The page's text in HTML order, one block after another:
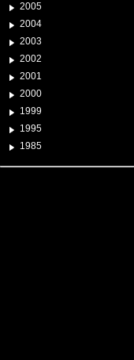
2005
2004
2003
2002
2001
2000
1999
1995
1985